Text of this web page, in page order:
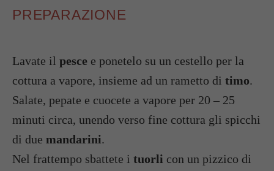
PREPARAZIONE
Lavate il pesce e ponetelo su un cestello per la
cottura a vapore, insieme ad un rametto di timo.
Salate, pepate e cuocete a vapore per 20 – 25
minuti circa, unendo verso fine cottura gli spicchi
di due mandarini.
Nel frattempo sbattete i tuorli con un pizzico di